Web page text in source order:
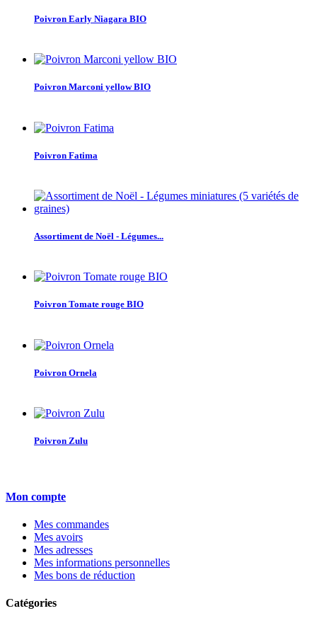
Poivron Early Niagara BIO
Poivron Marconi yellow BIO
Poivron Fatima
Assortiment de Noël - Légumes...
Poivron Tomate rouge BIO
Poivron Ornela
Poivron Zulu
Mon compte
Mes commandes
Mes avoirs
Mes adresses
Mes informations personnelles
Mes bons de réduction
Catégories